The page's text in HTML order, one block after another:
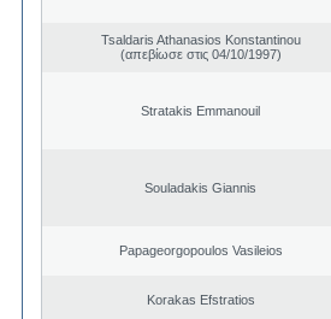
Tsaldaris Athanasios Konstantinou
(απεβίωσε στις 04/10/1997)
Stratakis Emmanouil
Souladakis Giannis
Papageorgopoulos Vasileios
Korakas Efstratios